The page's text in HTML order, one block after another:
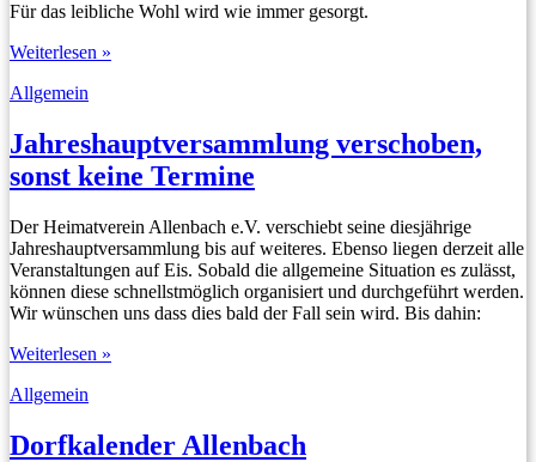
Für das leibliche Wohl wird wie immer gesorgt.
St.
in
Weiterlesen »
Allgemein
Jahreshauptversammlung verschoben,
sonst keine Termine
Der Heimatverein Allenbach e.V. verschiebt seine diesjährige
Jahreshauptversammlung bis auf weiteres. Ebenso liegen derzeit alle
Veranstaltungen auf Eis. Sobald die allgemeine Situation es zulässt,
können diese schnellstmöglich organisiert und durchgeführt werden.
Wir wünschen uns dass dies bald der Fall sein wird. Bis dahin:
Jahreshauptversammlung
sonst
Termine
Weiterlesen »
Allgemein
Dorfkalender Allenbach